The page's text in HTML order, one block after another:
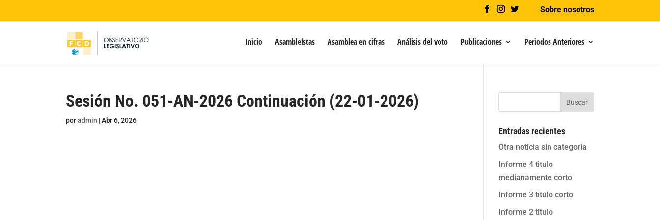
Sobre nosotros
Inicio Asambleístas Asamblea en cifras Análisis del voto Publicaciones Periodos Anteriores
Sesión No. 051-AN-2026 Continuación (22-01-2026)
poradmin |Abr 6, 2026
Buscar
Entradas recientes
Otra noticia sin categoria
Informe 4 titulo
medianamente corto
Informe 3 titulo corto
Informe 2 titulo